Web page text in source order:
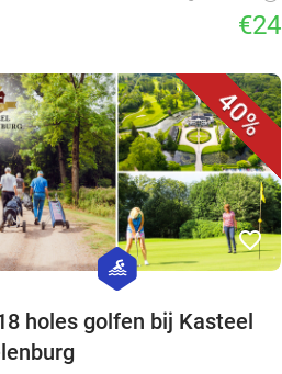
€24
40%
favorite_border
hexagon
sport
holes golfen bij Kasteel